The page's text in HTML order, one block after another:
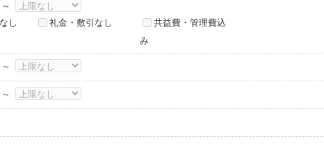
～
し
礼金・敷引なし
共益費・管理費込
み
～
～